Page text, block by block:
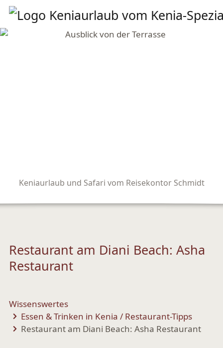
Keniaurlaub und Safari vom Reisekontor Schmidt
Restaurant am Diani Beach: Asha
Restaurant
Wissenswertes
Essen & Trinken in Kenia / Restaurant-Tipps
Restaurant am Diani Beach: Asha Restaurant